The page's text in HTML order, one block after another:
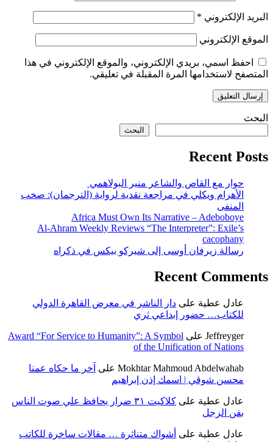
البريد الإلكتروني *
الموقع الإلكتروني
احفظ اسمي، بريدي الإلكتروني، والموقع الإلكتروني في هذا
المتصفح لاستخدامها المرة المقبلة في تعليقي.
البحث
البحث
Recent Posts
حوار مع القاص والشاعر منير البولاهمي
الأهرام ويكلي في مراجعة نقدية لرواية (الترجمان): صخب
المنفى
Africa Must Own Its Narrative – Adeboboye
Al-Ahram Weekly Reviews “The Interpreter”: Exile’s
cacophany
رسالة زيرفان أوسى إلى شيركو بيكس في ذكراه
Recent Comments
عادل عطية على دار الناشر في معرض القاهرة الدولي
للكتاب… حضور إبداعي ثري
Jeffreyger على Award “For Service to Humanity”: A Symbol
of the Unification of Nations
Mokhtar Mahmoud Abdelwahab على آخر ما حكاه عمنا
محسن شوقي | اسمك إذن إبراهيم
عادل عطية على
كلاكيت ٣١ ضرار يحافظ علي صوت الناس
بفن الزجل
عادل عطية على أشواك متناثرة … مقالات ساخرة للكاتب